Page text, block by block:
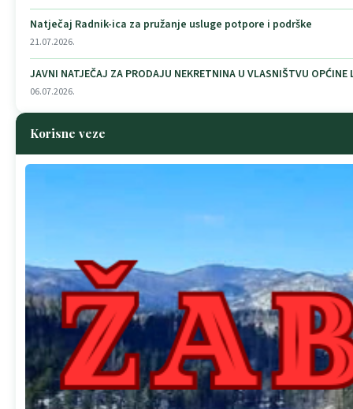
Natječaj Radnik-ica za pružanje usluge potpore i podrške
21.07.2026.
JAVNI NATJEČAJ ZA PRODAJU NEKRETNINA U VLASNIŠTVU OPĆINE
06.07.2026.
Korisne veze